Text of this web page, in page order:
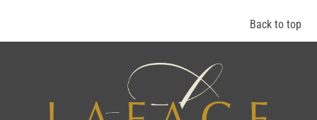
Back to top